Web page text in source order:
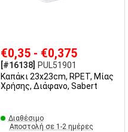
€0,35 - €0,375
[#16138]
PUL51901
Καπάκι 23x23cm, RPET, Μίας
Χρήσης, Διάφανο, Sabert
Διαθέσιμο
Αποστολή σε 1-2 ημέρες